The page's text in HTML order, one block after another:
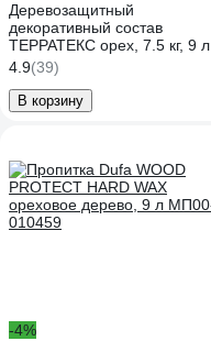
Деревозащитный
декоративный состав
ТЕРРАТЕКС орех, 7.5 кг, 9 л
ЭК000137009
4.9(39)
В корзину
-4%